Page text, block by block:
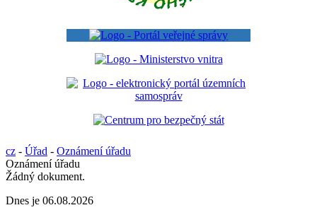
cz - Úřad - Oznámení úřadu
Oznámení úřadu
Žádný dokument.
Dnes je 06.08.2026